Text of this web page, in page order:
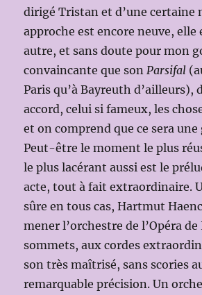
dirigé Tristan et d’une certaine
approche est encore neuve, elle
autre, et sans doute pour mon
convaincante que son Parsifal
Paris qu’à Bayreuth d’ailleurs),
accord, celui si fameux, les
et on comprend que ce sera une
Peut-être le moment le plus
le plus lacérant aussi est le
acte, tout à fait extraordinaire.
sûre en tous cas, Hartmut
mener l’orchestre de l’Opéra de
sommets, aux cordes
son très maîtrisé, sans scories
remarquable précision. Un